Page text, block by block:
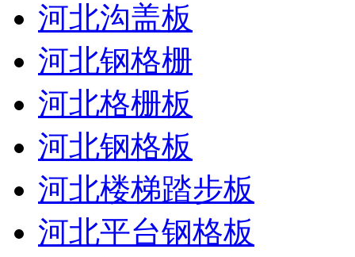
河北沟盖板
河北钢格栅
河北格栅板
河北钢格板
河北楼梯踏步板
河北平台钢格板